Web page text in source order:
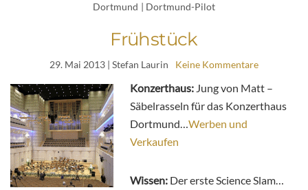
Dortmund | Dortmund-Pilot
Frühstück
29. Mai 2013 | Stefan Laurin Keine Kommentare
Konzerthaus: Jung von Matt –
Säbelrasseln für das Konzerthaus
Dortmund… Werben und
Verkaufen
Wissen: Der erste Science Slam…